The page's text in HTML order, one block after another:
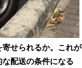
せられるか。これが
配送の条件になる